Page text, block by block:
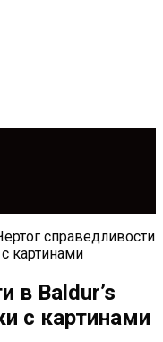
справедливости
картинами
в Baldur’s
с картинами